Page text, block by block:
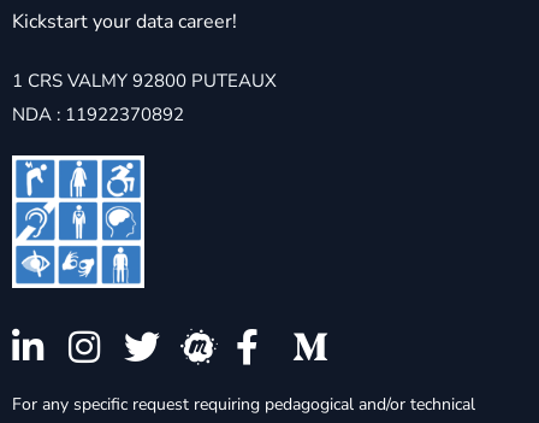
Kickstart your data career!
1 CRS VALMY 92800 PUTEAUX
NDA : 11922370892
For any specific request requiring pedagogical and/or technical